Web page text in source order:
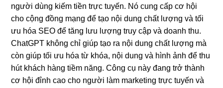
người dùng kiếm tiền trực tuyến. Nó cung cấp cơ hội
cho cộng đồng mạng để tạo nội dung chất lượng và tối
ưu hóa SEO để tăng lưu lượng truy cập và doanh thu.
ChatGPT không chỉ giúp tạo ra nội dung chất lượng mà
còn giúp tối ưu hóa từ khóa, nội dung và hình ảnh để thu
hút khách hàng tiềm năng. Công cụ này đang trở thành
cơ hội đỉnh cao cho người làm marketing trực tuyến và